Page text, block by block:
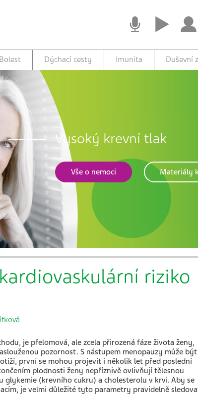
Bolest Dýchací cesty Imunita Duševní
Vysoký krevní tlak
Vše o nemoci Materiály
riziko
je přelomová, ale zcela přirozená fáze života ženy,
pozornost. S nástupem menopauzy může být
první se mohou projevit i několik let před poslední
plodnosti ženy nepříznivě ovlivňují tělesnou
(krevního cukru) a cholesterolu v krvi. Aby se
je velmi důležité tyto parametry pravidelně